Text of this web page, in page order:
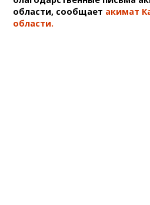
области, сообщает акимат
области.